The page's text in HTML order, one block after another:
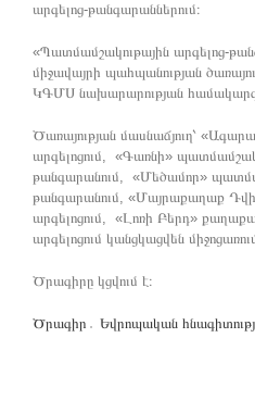
արգելոց-թանգարաններում։
«Պատմամշակութային արգելոց-
միջավայրի պահպանության
ԿԳՄՍ նախարարության
Ծառայության մասնաճյուղ՝
արգելոցում, «Գառնի»
թանգարանում, «Մեծամոր»
թանգարանում, «Մայրաքաղաք
արգելոցում, «Լոռի Բերդ»
արգելոցում կանցկացվեն
Ծրագիրը կցվում է։
Ծրագիր․ Եվրոպական